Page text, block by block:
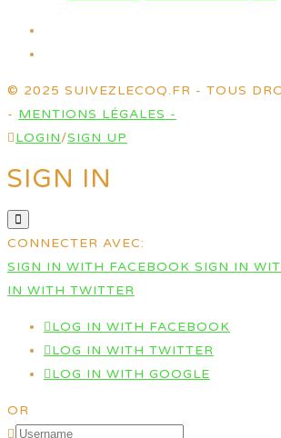
© 2025 SUIVEZLECOQ.FR - TOUS
- MENTIONS LÉGALES -
LOGIN/SIGN UP
SIGN IN
CONNECTER AVEC:
SIGN IN WITH FACEBOOK SIGN IN
IN WITH TWITTER
LOG IN WITH FACEBOOK
LOG IN WITH TWITTER
LOG IN WITH GOOGLE
OR